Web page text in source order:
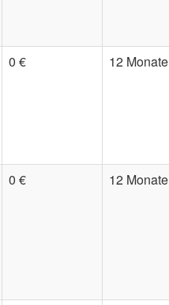
0 € 12 Monate
0 € 12 Monate